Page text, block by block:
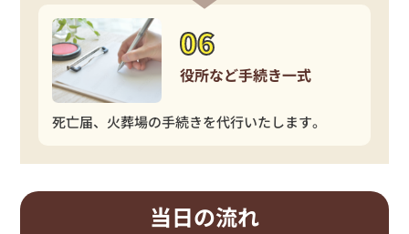
役所など手続き一式
死亡届、火葬場の手続きを代行いたします。
当日の流れ